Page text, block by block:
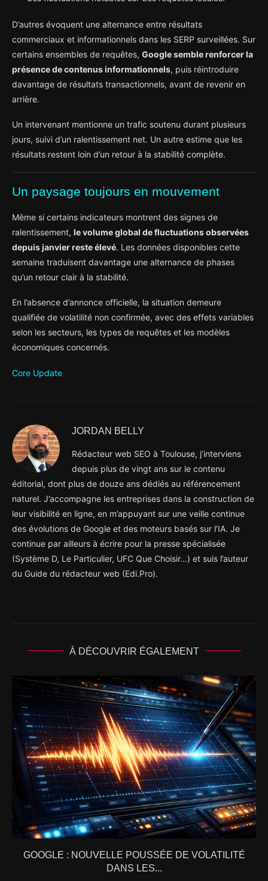
D’autres évoquent une alternance entre résultats
commerciaux et informationnels dans les SERP surveillées. Sur
certains ensembles de requêtes, Google semble renforcer la
présence de contenus informationnels, puis réintroduire
davantage de résultats transactionnels, avant de revenir en
arrière.
Un intervenant mentionne un trafic soutenu durant plusieurs
jours, suivi d’un ralentissement net. Un autre estime que les
résultats restent loin d’un retour à la stabilité complète.
Un paysage toujours en mouvement
Même si certains indicateurs montrent des signes de
ralentissement, le volume global de fluctuations observées
depuis janvier reste élevé. Les données disponibles cette
semaine traduisent davantage une alternance de phases
qu’un retour clair à la stabilité.
En l’absence d’annonce officielle, la situation demeure
qualifiée de volatilité non confirmée, avec des effets variables
selon les secteurs, les types de requêtes et les modèles
économiques concernés.
Core Update
JORDAN BELLY
Rédacteur web SEO à Toulouse, j’interviens
depuis plus de vingt ans sur le contenu
éditorial, dont plus de douze ans dédiés au référencement
naturel. J’accompagne les entreprises dans la construction de
leur visibilité en ligne, en m’appuyant sur une veille continue
des évolutions de Google et des moteurs basés sur l’IA. Je
continue par ailleurs à écrire pour la presse spécialisée
(Système D, Le Particulier, UFC Que Choisir…) et suis l’auteur
du Guide du rédacteur web (Edi.Pro).
À DÉCOUVRIR ÉGALEMENT
GOOGLE : NOUVELLE POUSSÉE DE VOLATILITÉ
DANS LES...